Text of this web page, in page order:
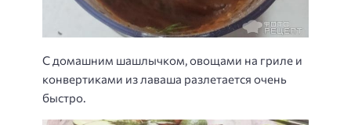
С домашним шашлычком, овощами на гриле и
конвертиками из лаваша разлетается очень
быстро.